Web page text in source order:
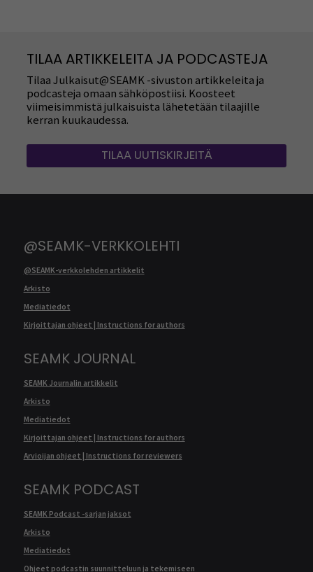
TILAA ARTIKKELEITA JA PODCASTEJA
Tilaa Julkaisut@SEAMK -sivuston artikkeleita ja
podcasteja omaan sähköpostiisi. Koosteet
viimeisimmistä julkaisuista lähetetään tilaajille
kerran kuukaudessa.
TILAA UUTISKIRJEITÄ
@SEAMK-VERKKOLEHTI
@SEAMK-verkkolehden artikkelit
Arkisto
Mediatiedot
Kirjoittajan ohjeet | Instructions for authors
SEAMK JOURNAL
SEAMK Journalin artikkelit
Arkisto
Mediatiedot
Kirjoittajan ohjeet | Instructions for authors
Arvioijan ohjeet | Instructions for reviewers
SEAMK PODCAST
SEAMK Podcast -sarjan jaksot
Arkisto
Mediatiedot
Ohjeet podcastin suunnitteluun ja tekemiseen